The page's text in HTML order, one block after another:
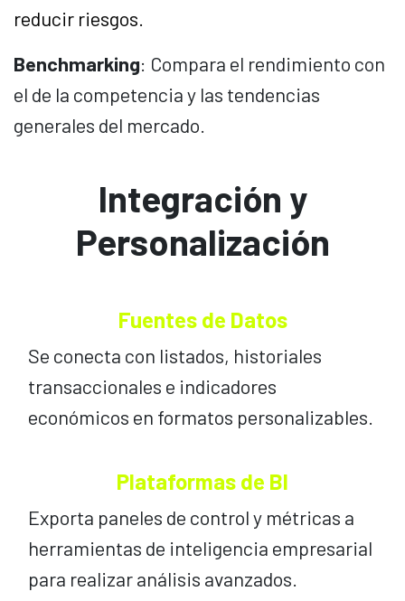
reducir riesgos. ​
Benchmarking: Compara el rendimiento con
el de la competencia y las tendencias
generales del mercado.
Integración y
Personalización
Fuentes de Datos
Se conecta con listados, historiales
transaccionales e indicadores
económicos en formatos personalizables.
Plataformas de BI
Exporta paneles de control y métricas a
herramientas de inteligencia empresarial
para realizar análisis avanzados.